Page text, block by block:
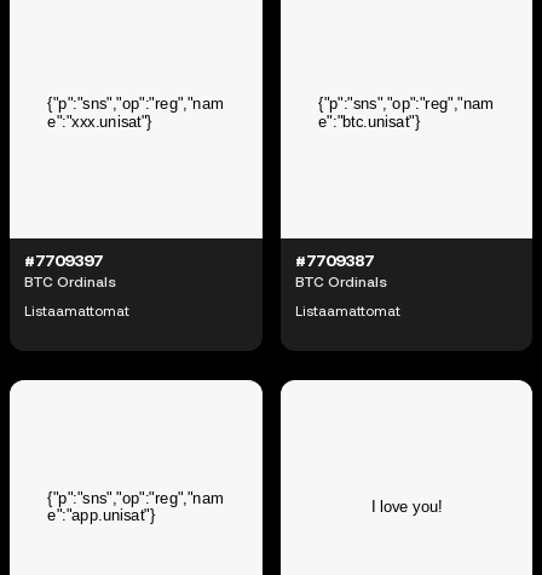
#7709397
BTC Ordinals
Listaamattomat
#7709387
BTC Ordinals
Listaamattomat